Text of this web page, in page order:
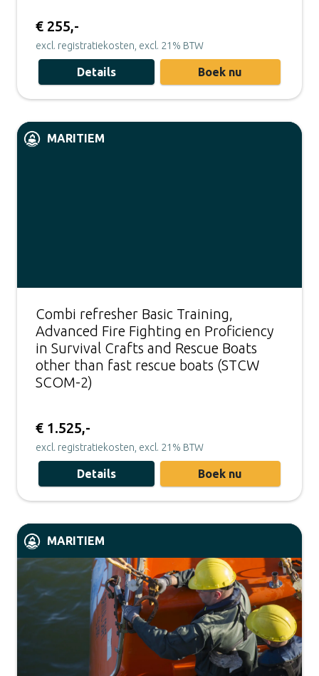
€ 255,-
excl. registratiekosten, excl. 21% BTW
Details Boek nu
MARITIEM
Combi refresher Basic Training,
Advanced Fire Fighting en Proficiency
in Survival Crafts and Rescue Boats
other than fast rescue boats (STCW
SCOM-2)
€ 1.525,-
excl. registratiekosten, excl. 21% BTW
Details Boek nu
MARITIEM